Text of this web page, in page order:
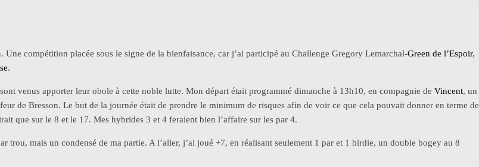
compétition placée sous le signe de la bienfaisance, car j’ai participé au Challenge Gregory Lemarchal-Green de l’Espoir,
.
venus apporter leur obole à cette noble lutte. Mon départ était programmé dimanche à 13h10, en compagnie de Vincent, un
de Bresson. Le but de la journée était de prendre le minimum de risques afin de voir ce que cela pouvait donner en terme de
que sur le 8 et le 17. Mes hybrides 3 et 4 feraient bien l’affaire sur les par 4.
trou, mais un condensé de ma partie. A l’aller, j’ai joué +7, en réalisant seulement 1 par et 1 birdie, un double bogey au 8